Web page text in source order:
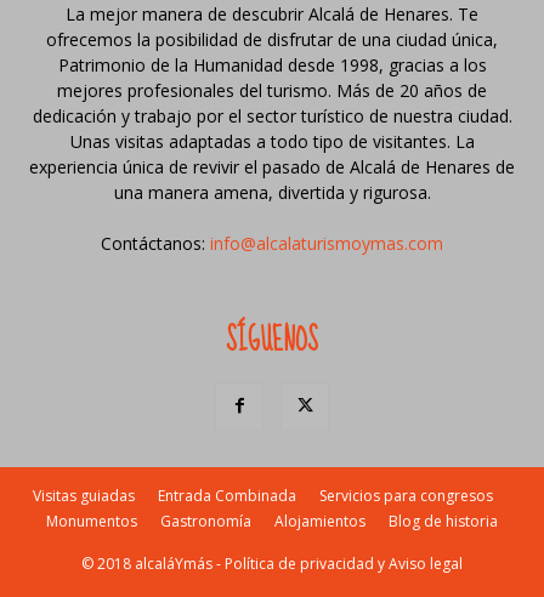
La mejor manera de descubrir Alcalá de Henares. Te
ofrecemos la posibilidad de disfrutar de una ciudad única,
Patrimonio de la Humanidad desde 1998, gracias a los
mejores profesionales del turismo. Más de 20 años de
dedicación y trabajo por el sector turístico de nuestra ciudad.
Unas visitas adaptadas a todo tipo de visitantes. La
experiencia única de revivir el pasado de Alcalá de Henares de
una manera amena, divertida y rigurosa.
Contáctanos: info@alcalaturismoymas.com
SÍGUENOS
Visitas guiadas Entrada Combinada
Servicios para congresos
Monumentos
Gastronomía Alojamientos Blog de historia
© 2018 alcaláYmás - Política de privacidad y Aviso legal